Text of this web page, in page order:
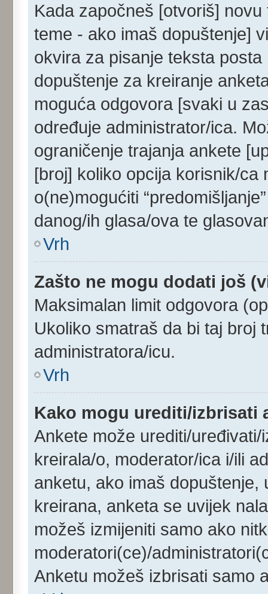
Kada započneš [otvoriš]
teme - ako imaš dopuštenje]
okvira za pisanje teksta
dopuštenje za kreiranje
moguća odgovora [svaki u
određuje administrator/ica.
ograničenje trajanja ankete
[broj] koliko opcija korisnik/ca
o(ne)mogućiti
danog/ih glasa/ova te
Vrh
Zašto ne mogu dodati još
Maksimalan limit odgovora
Ukoliko smatraš da bi taj broj
administratora/icu.
Vrh
Kako mogu urediti/izbrisati
Ankete može urediti/
kreirala/o, moderator/ica i/ili
anketu, ako imaš
kreirana, anketa se uvijek
možeš izmijeniti samo ako
moderatori(ce)/
Anketu možeš izbrisati samo